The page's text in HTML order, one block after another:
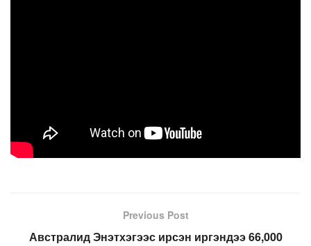
Previous Post
Австралид Энэтхэгээс ирсэн иргэндээ 66,000